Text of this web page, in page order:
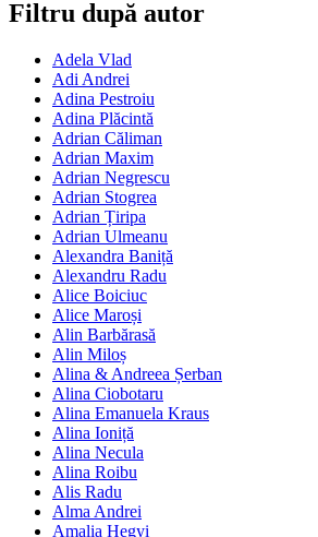
Filtru după autor
Adela Vlad
Adi Andrei
Adina Pestroiu
Adina Plăcintă
Adrian Căliman
Adrian Maxim
Adrian Negrescu
Adrian Stogrea
Adrian Țiripa
Adrian Ulmeanu
Alexandra Baniță
Alexandru Radu
Alice Boiciuc
Alice Maroși
Alin Barbărasă
Alin Miloș
Alina & Andreea Șerban
Alina Ciobotaru
Alina Emanuela Kraus
Alina Ioniță
Alina Necula
Alina Roibu
Alis Radu
Alma Andrei
Amalia Hegyi